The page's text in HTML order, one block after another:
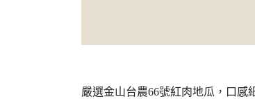
嚴選金山台農66號紅肉地瓜，口感